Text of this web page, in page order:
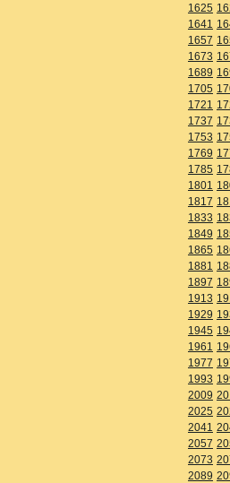
1625
1641
1657
1673
1689
1705
1721
1737
1753
1769
1785
1801
1817
1833
1849
1865
1881
1897
1913
1929
1945
1961
1977
1993
2009
2025
2041
2057
2073
2089